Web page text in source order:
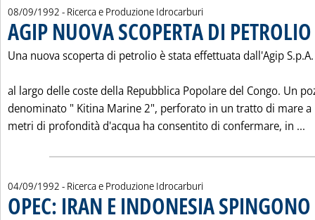
08/09/1992 - Ricerca e Produzione Idrocarburi
AGIP NUOVA SCOPERTA DI
Una nuova scoperta di petrolio è stata effettuata dall'Agip S.p.A.
al largo delle coste della Repubblica Popolare del Congo. Un
denominato " Kitina Marine 2", perforato in un tratto di mare a
metri di profondità d'acqua ha consentito di confermare, in ...
04/09/1992 - Ricerca e Produzione Idrocarburi
OPEC: IRAN E INDONESIA SPINGONO